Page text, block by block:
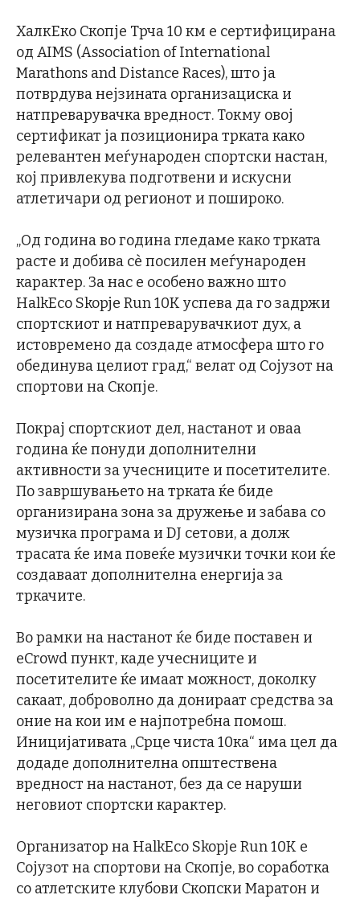
ХалкЕко Скопје Трча 10 км е сертифицирана
од AIMS (Association of International
Marathons and Distance Races), што ја
потврдува нејзината организациска и
натпреварувачка вредност. Токму овој
сертификат ја позиционира трката како
релевантен меѓународен спортски настан,
кој привлекува подготвени и искусни
атлетичари од регионот и пошироко.
„Од година во година гледаме како трката
расте и добива сè посилен меѓународен
карактер. За нас е особено важно што
HalkEco Skopje Run 10К успева да го задржи
спортскиот и натпреварувачкиот дух, а
истовремено да создаде атмосфера што го
обединува целиот град,“ велат од Сојузот на
спортови на Скопје.
Покрај спортскиот дел, настанот и оваа
година ќе понуди дополнителни
активности за учесниците и посетителите.
По завршувањето на трката ќе биде
организирана зона за дружење и забава со
музичка програма и DJ сетови, а долж
трасата ќе има повеќе музички точки кои ќе
создаваат дополнителна енергија за
тркачите.
Во рамки на настанот ќе биде поставен и
eCrowd пункт, каде учесниците и
посетителите ќе имаат можност, доколку
сакаат, доброволно да донираат средства за
оние на кои им е најпотребна помош.
Иницијативата „Срце чиста 10ка“ има цел да
додаде дополнителна општествена
вредност на настанот, без да се наруши
неговиот спортски карактер.
Организатор на HalkEco Skopje Run 10К е
Сојузот на спортови на Скопје, во соработка
со атлетските клубови Скопски Маратон и